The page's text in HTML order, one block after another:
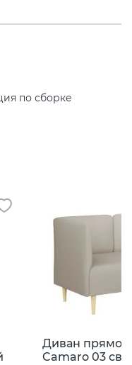
по сборке
Диван прямой
Camaro 03